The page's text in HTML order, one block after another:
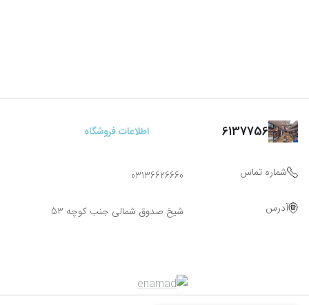
6137756 اطلاعات فروشگاه
شماره تماس 03136626660
آدرس شیخ صدوق شمالی جنب کوچه 53